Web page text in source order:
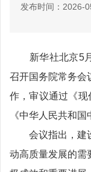
发布时间：2026-
新华社北京5月
召开国务院常务会
作，审议通过《现
《中华人民共和
会议指出，建设
动高质量发展的需